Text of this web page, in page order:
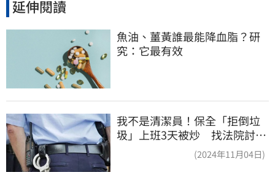
延伸閱讀
魚油、薑黃誰最能降血脂？研
究：它最有效
我不是清潔員！保全「拒倒垃
圾」上班3天被炒 找法院討公
(2024年11月04日)